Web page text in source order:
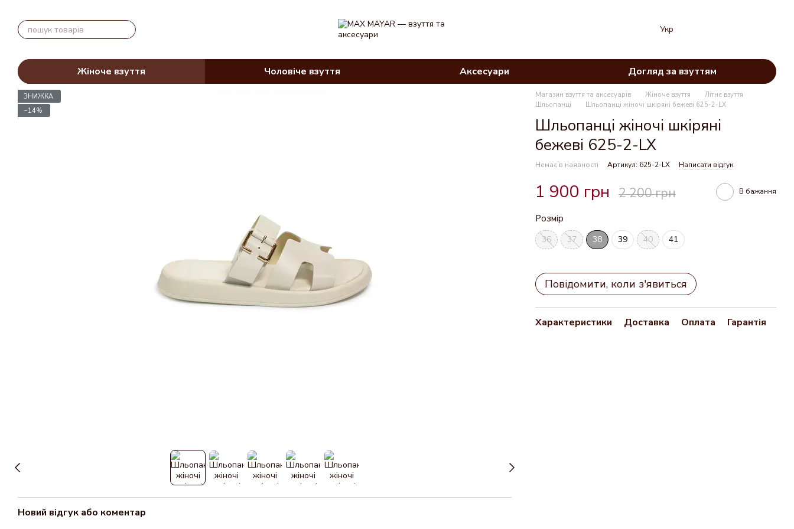
Укр
Жіноче взуття Чоловіче взуття Аксесуари Догляд за взуттям
ЗНИЖКА
−14%
Новий відгук або коментар
Магазин взуття та аксесуарів Жіноче взуття
Літнє взуття
Шльопанці
Шльопанці жіночі шкіряні бежеві 625-2-LX
Шльопанці жіночі шкіряні
бежеві 625-2-LX
Немає в наявності Артикул: 625-2-LX Написати відгук
1 900 грн 2 200 грн В бажання
Розмір
36 37 38 39 40 41
Повідомити, коли з'явиться
Характеристики Доставка Оплата Гарантія